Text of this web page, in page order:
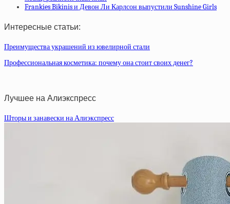
Frankies Bikinis и Девон Ли Карлсон выпустили Sunshine Girls
Интересные статьи:
Преимущества украшений из ювелирной стали
Профессиональная косметика: почему она стоит своих денег?
Лучшее на Алиэкспресс
Шторы и занавески на Алиэкспресс